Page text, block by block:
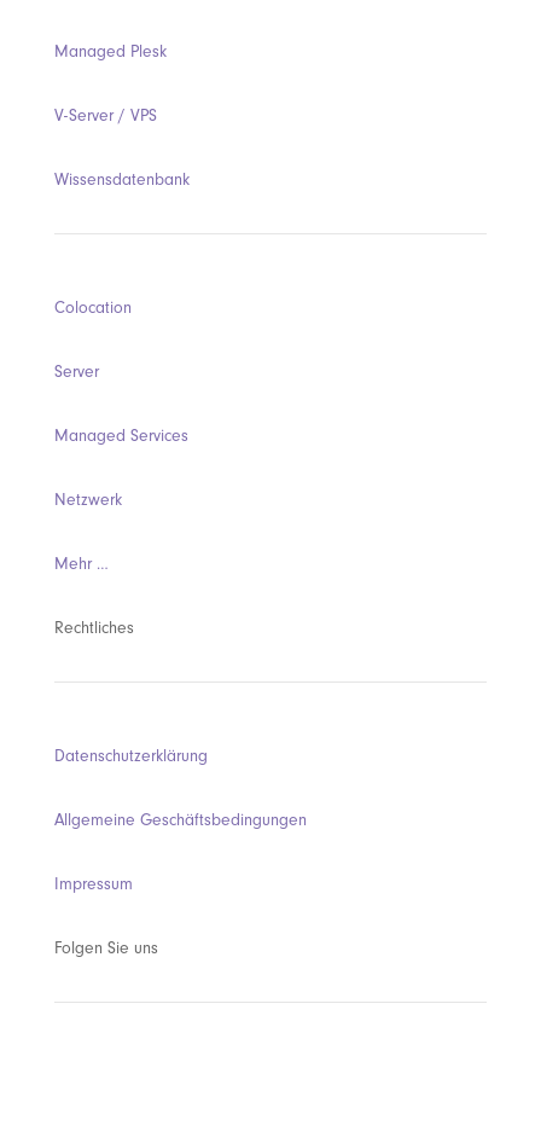
Managed Plesk
V-Server / VPS
Wissensdatenbank
Colocation
Server
Managed Services
Netzwerk
Mehr …
Rechtliches
Datenschutzerklärung
Allgemeine Geschäftsbedingungen
Impressum
Folgen Sie uns